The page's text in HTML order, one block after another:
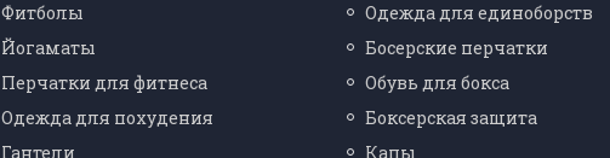
Фитболы
Йогаматы
Перчатки для фитнеса
Одежда для похудения
Гантели
Одежда для единоборств
Босерские перчатки
Обувь для бокса
Боксерская защита
Капы